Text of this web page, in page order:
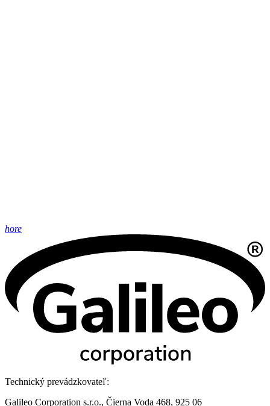
hore
Technický prevádzkovateľ:
Galileo Corporation s.r.o., Čierna Voda 468, 925 06